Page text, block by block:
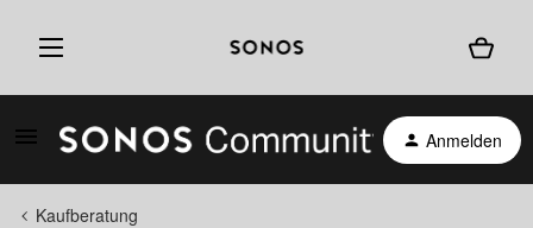
Anmelden
Kaufberatung